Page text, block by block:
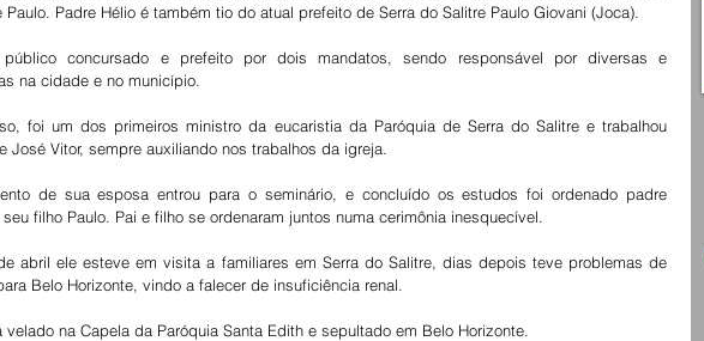
Paulo. Padre Hélio é também tio do atual prefeito de Serra do Salitre Paulo Giovani (Joca).
público concursado e prefeito por dois mandatos, sendo responsável por diversas e
na cidade e no município.
foi um dos primeiros ministro da eucaristia da Paróquia de Serra do Salitre e trabalhou
José Vitor, sempre auxiliando nos trabalhos da igreja.
de sua esposa entrou para o seminário, e concluído os estudos foi ordenado padre
filho Paulo. Pai e filho se ordenaram juntos numa cerimônia inesquecível.
abril ele esteve em visita a familiares em Serra do Salitre, dias depois teve problemas de
Belo Horizonte, vindo a falecer de insuficiência renal.
velado na Capela da Paróquia Santa Edith e sepultado em Belo Horizonte.